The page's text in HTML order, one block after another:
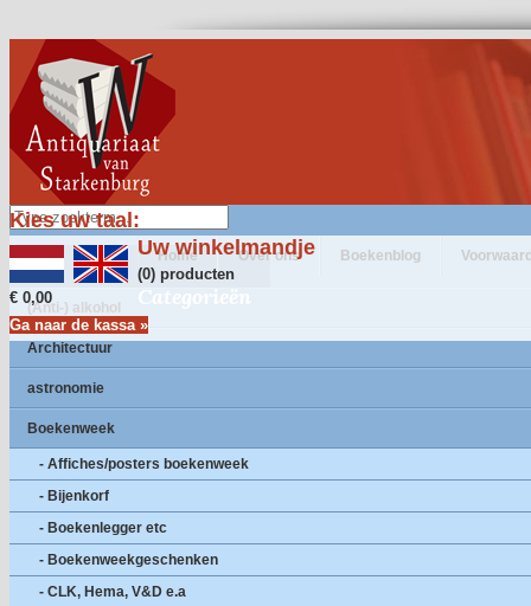
Kies uw taal:
Uw winkelmandje
(0) producten
€ 0,00
Ga naar de kassa »
Home Over ons Boekenblog
Categorieën
(Anti-) alkohol
Architectuur
astronomie
Boekenweek
- Affiches/posters boekenweek
- Bijenkorf
- Boekenlegger etc
- Boekenweekgeschenken
- CLK, Hema, V&D e.a